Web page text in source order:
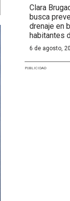
Clara
busca
drenaje en
habitantes
6 de agosto,
PUBLICIDAD